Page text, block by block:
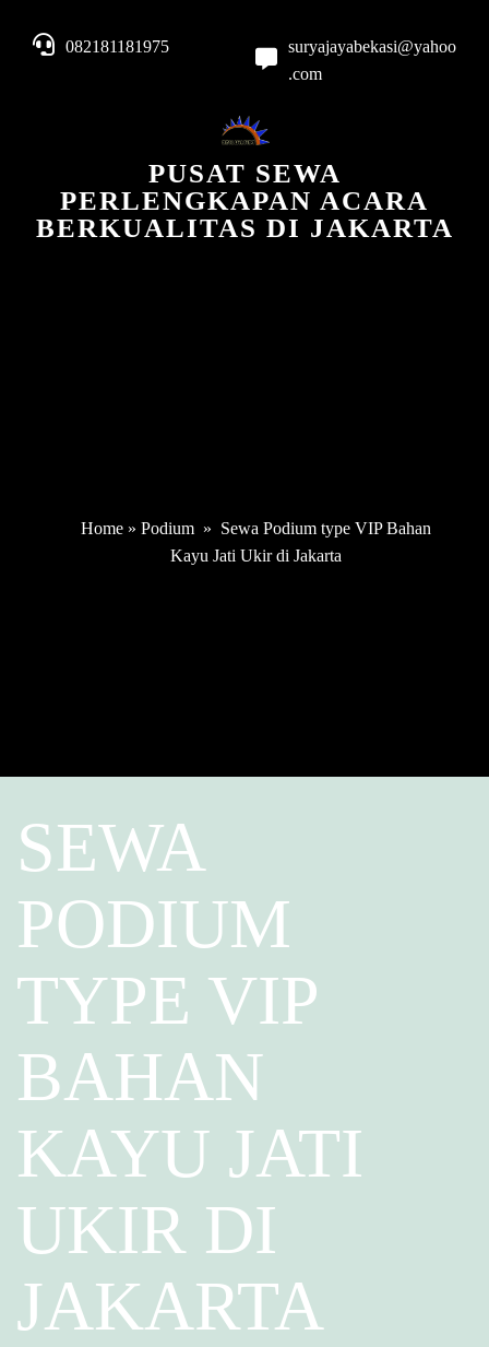
082181181975
suryajayabekasi@yahoo
.com
PUSAT SEWA
PERLENGKAPAN ACARA
BERKUALITAS DI JAKARTA
Home» Podium » Sewa Podium type VIP Bahan
Kayu Jati Ukir di Jakarta
SEWA
PODIUM
TYPE VIP
BAHAN
KAYU JATI
UKIR DI
JAKARTA